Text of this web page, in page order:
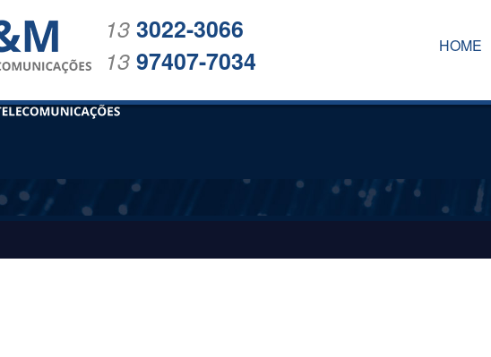
13 3022-3066
13 97407-7034 HOME